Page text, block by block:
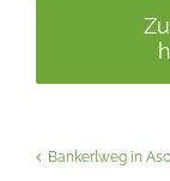
Bankerlweg in